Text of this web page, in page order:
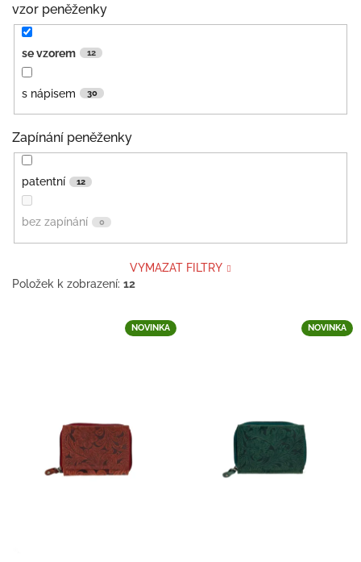
vzor peněženky
se vzorem 12
s nápisem 30
Zapínání peněženky
patentní 12
bez zapínání 0
VYMAZAT FILTRY
Položek k zobrazení: 12
NOVINKA NOVINKA